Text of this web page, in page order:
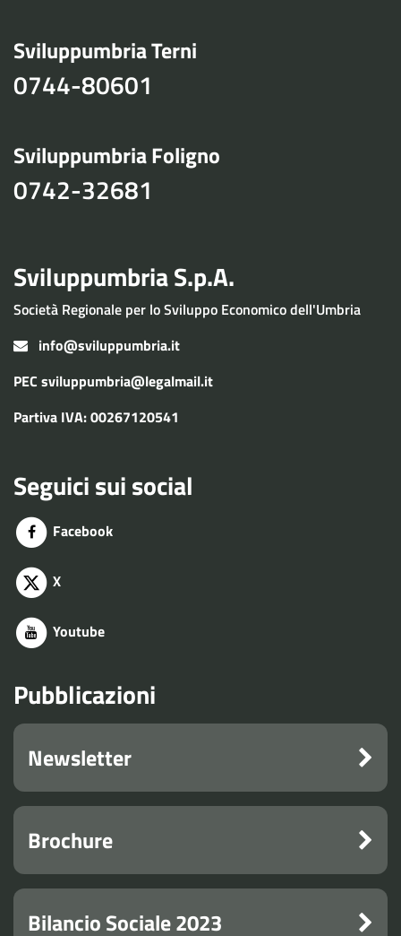
Sviluppumbria Terni
0744-80601
Sviluppumbria Foligno
0742-32681
Sviluppumbria S.p.A.
Società Regionale per lo Sviluppo Economico dell'Umbria
info@sviluppumbria.it
PEC sviluppumbria@legalmail.it
Partiva IVA: 00267120541
Seguici sui social
Facebook
X
Youtube
Pubblicazioni
Newsletter
Brochure
Bilancio Sociale 2023